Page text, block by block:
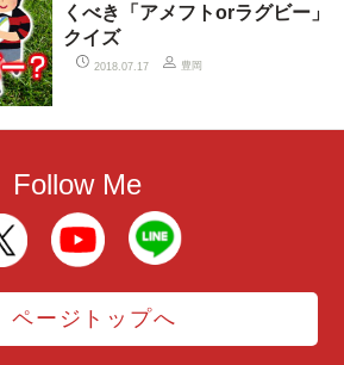
くべき「アメフトorラグビー」
クイズ
2018.07.17 豊岡
Follow Me
ページトップへ